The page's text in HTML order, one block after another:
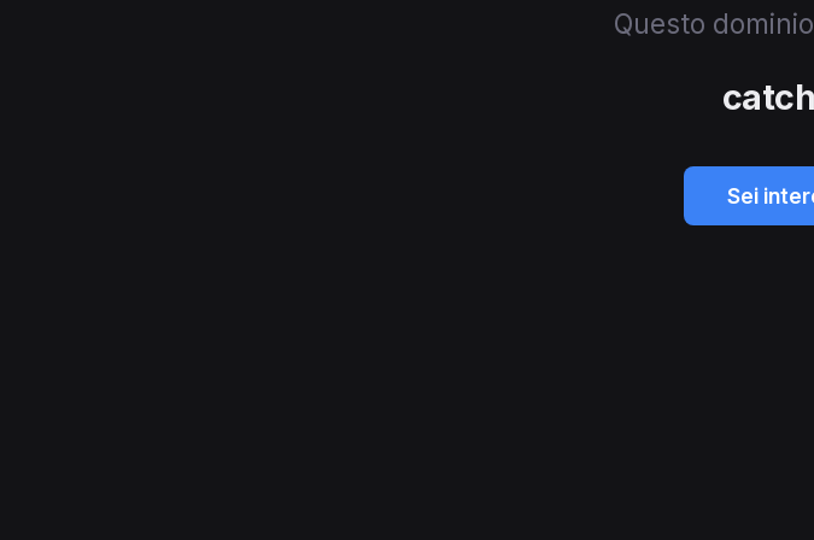
Questo
catch
Sei